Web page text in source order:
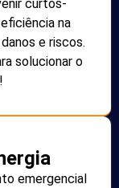
curtos-
na
e riscos.
solucionar o
emergencial